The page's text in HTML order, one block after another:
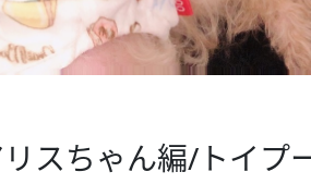
スちゃん編/トイプ